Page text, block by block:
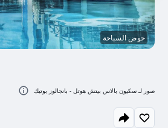
حوض السباحة
صور لـ سكيون بالاس بيتش هوتل - بانجالوز بوتيك